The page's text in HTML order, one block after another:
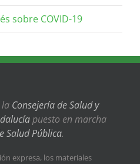
sobre COVID-19
la Consejería de Salud y
puesto en marcha
Salud Pública.
expresa, los materiales